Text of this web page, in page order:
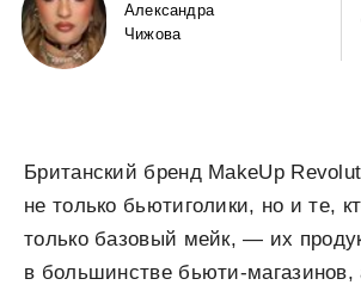
Александра
Чижова
Британский бренд MakeUp
не только бьютиголики, но и те,
только базовый мейк, — их
в большинстве бьюти-магазинов,